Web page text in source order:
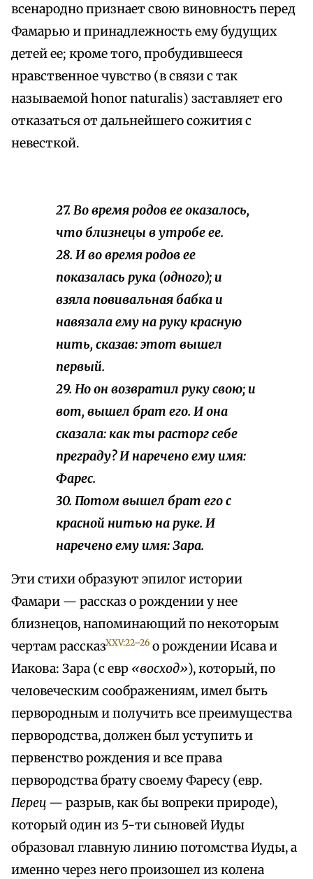
всенародно признает свою виновность перед
Фамарью и принадлежность ему будущих
детей ее; кроме того, пробудившееся
нравственное чувство (в связи с так
называемой honor naturalis) заставляет его
отказаться от дальнейшего сожития с
невесткой.
27. Во время родов ее оказалось,
что близнецы в утробе ее.
28. И во время родов ее
показалась рука (одного); и
взяла повивальная бабка и
навязала ему на руку красную
нить, сказав: этот вышел
первый.
29. Но он возвратил руку свою; и
вот, вышел брат его. И она
сказала: как ты расторг себе
преграду? И наречено ему имя:
Фарес.
30. Потом вышел брат его с
красной нитью на руке. И
наречено ему имя: Зара.
Эти стихи образуют эпилог истории
Фамари — рассказ о рождении у нее
близнецов, напоминающий по некоторым
чертам рассказXXV:22–26 о рождении Исава и
Иакова: Зара (с евр «восход»), который, по
человеческим соображениям, имел быть
первородным и получить все преимущества
первородства, должен был уступить и
первенство рождения и все права
первородства брату своему Фаресу (евр.
Перец — разрыв, как бы вопреки природе),
который один из 5-ти сыновей Иуды
образовал главную линию потомства Иуды, а
именно через него произошел из колена